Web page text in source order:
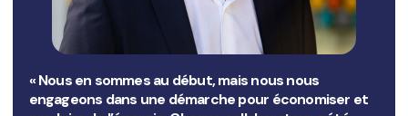
« Nous en sommesau début, mais nous nous
engageons dans une démarche pour économiser et